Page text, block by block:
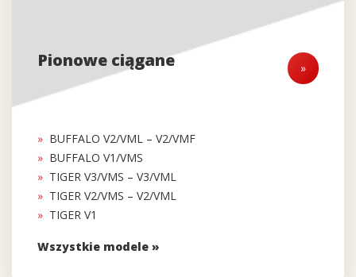
»
Pionowe ciągane
BUFFALO V2/VML – V2/VMF
BUFFALO V1/VMS
TIGER V3/VMS – V3/VML
TIGER V2/VMS – V2/VML
TIGER V1
Wszystkie modele »